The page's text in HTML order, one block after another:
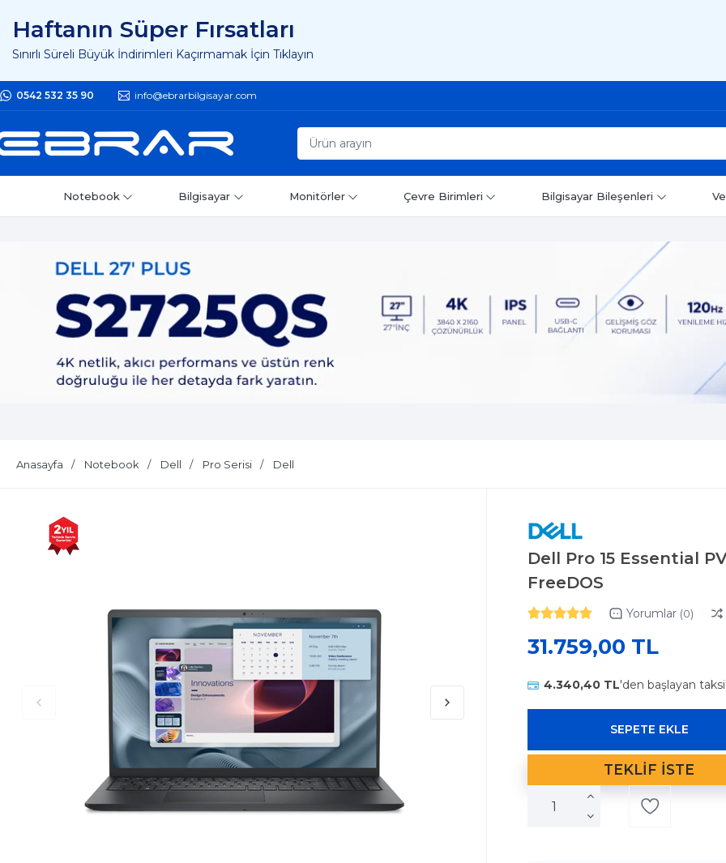
Haftanın Süper Fırsatları
Sınırlı Süreli Büyük İndirimleri Kaçırmamak İçin Tıklayın
0542 532 35 90 info@ebrarbilgisayar.com
Notebook Bilgisayar Monitörler Çevre Birimleri Bilgisayar Bileşenleri
Anasayfa Notebook Dell Pro Serisi Dell
Dell Pro 15 Essential
FreeDOS
Yorumlar (0)
31.759,00 TL
4.340,40 TL'den başlayan